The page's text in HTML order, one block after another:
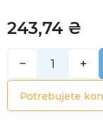
243,74 ₴
− +
Potrebujete